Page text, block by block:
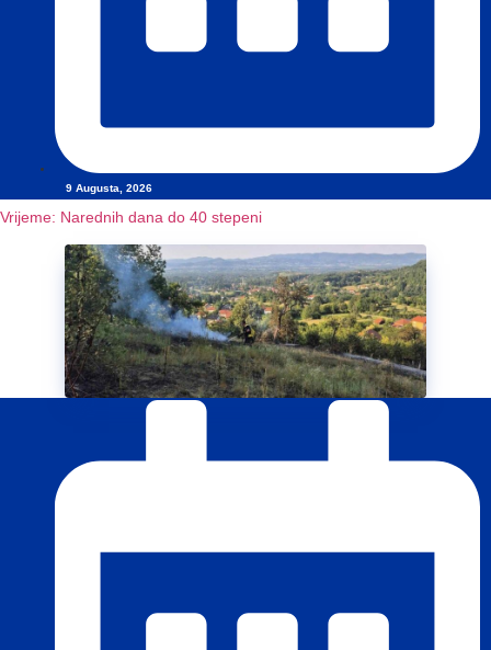
9 Augusta, 2026
Vrijeme: Narednih dana do 40 stepeni